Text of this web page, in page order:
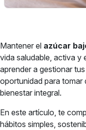
Mantener el azúcar
vida saludable, activa y
aprender a gestionar
oportunidad para
bienestar integral.
En este artículo, te
hábitos simples,